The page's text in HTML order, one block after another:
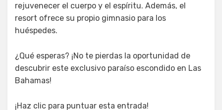
rejuvenecer el cuerpo y el espíritu. Además, el
resort ofrece su propio gimnasio para los
huéspedes.
¿Qué esperas? ¡No te pierdas la oportunidad de
descubrir este exclusivo paraíso escondido en Las
Bahamas!
¡Haz clic para puntuar esta entrada!